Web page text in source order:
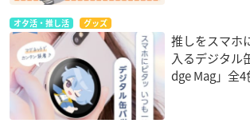
オタ活・推し活 グッズ
推しをスマホ
入るデジタル
dge Mag」全4